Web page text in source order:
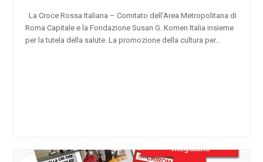
La Croce Rossa Italiana – Comitato dell’Area Metropolitana di
Roma Capitale e la Fondazione Susan G. Komen Italia insieme
per la tutela della salute. La promozione della cultura per…